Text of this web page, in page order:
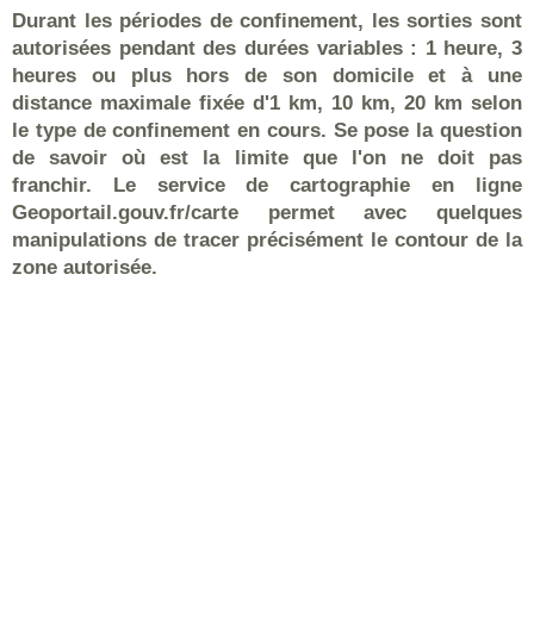
Durant les périodes de confinement, les sorties sont
autorisées pendant des durées variables : 1 heure, 3
heures ou plus hors de son domicile et à une
distance maximale fixée d'1 km, 10 km, 20 km selon
le type de confinement en cours. Se pose la question
de savoir où est la limite que l'on ne doit pas
franchir. Le service de cartographie en ligne
Geoportail.gouv.fr/carte permet avec quelques
manipulations de tracer précisément le contour de la
zone autorisée.